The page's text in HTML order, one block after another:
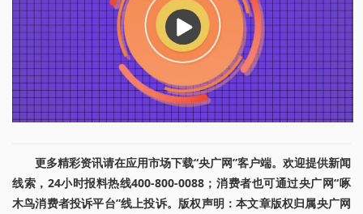
播
放
更多精彩资讯请在应用市场下载“央广网”客户端。欢迎提供新闻
线索，24小时报料热线400-800-0088；消费者也可通过央广网“啄
木鸟消费者投诉平台”线上投诉。版权声明：本文章版权归属央广网